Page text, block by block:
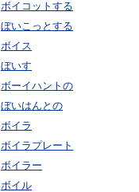
ボイコットする
ぼいこっとする
ボイス
ぼいす
ボーイハントの
ぼいはんとの
ボイラ
ボイラプレート
ボイラー
ボイル